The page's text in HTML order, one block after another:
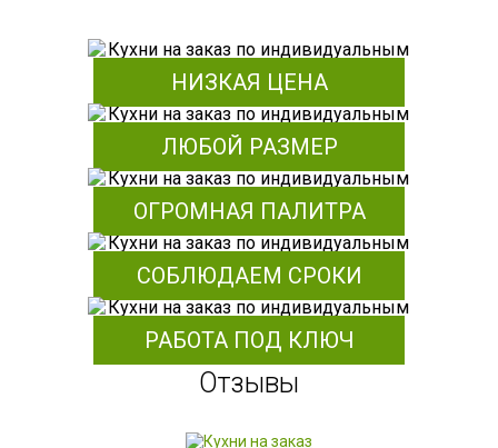
НИЗКАЯ ЦЕНА
ЛЮБОЙ РАЗМЕР
ОГРОМНАЯ ПАЛИТРА
СОБЛЮДАЕМ СРОКИ
РАБОТА ПОД КЛЮЧ
Отзывы